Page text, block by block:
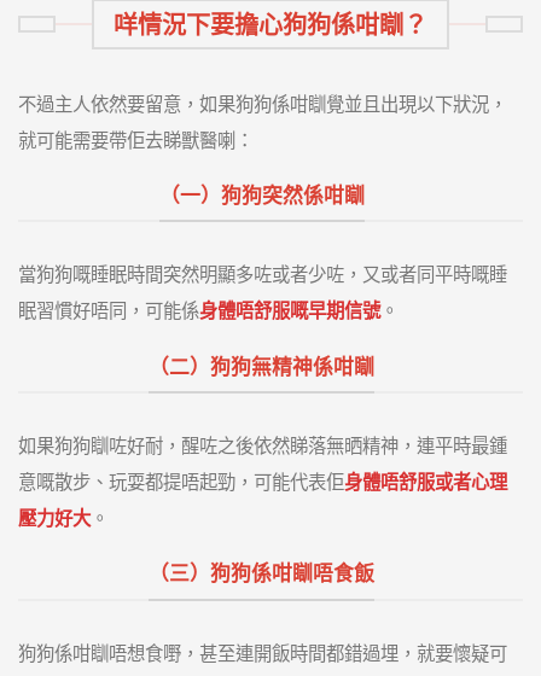
咩情況下要擔心狗狗係咁瞓？
不過主人依然要留意，如果狗狗係咁瞓覺並且出現以下狀況，
就可能需要帶佢去睇獸醫喇：
（一）狗狗突然係咁瞓
當狗狗嘅睡眠時間突然明顯多咗或者少咗，又或者同平時嘅睡
眠習慣好唔同，可能係身體唔舒服嘅早期信號。
（二）狗狗無精神係咁瞓
如果狗狗瞓咗好耐，醒咗之後依然睇落無晒精神，連平時最鍾
意嘅散步、玩耍都提唔起勁，可能代表佢身體唔舒服或者心理
壓力好大。
（三）狗狗係咁瞓唔食飯
狗狗係咁瞓唔想食嘢，甚至連開飯時間都錯過埋，就要懷疑可